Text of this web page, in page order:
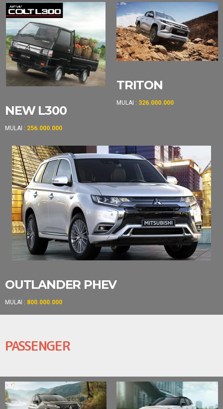
NEW L300
MULAI : 256.000.000
TRITON
MULAI : 326.000.000
OUTLANDER PHEV
MULAI : 800.000.000
PASSENGER